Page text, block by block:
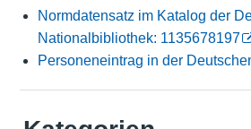
Normdatensatz im Katalog der
Nationalbibliothek: 1135678197
Personeneintrag in der